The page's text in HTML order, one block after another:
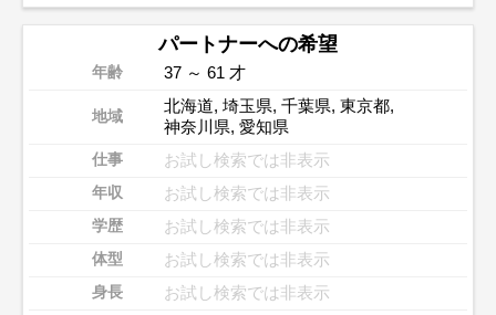
パートナーへの希望
年齢 37 ～ 61 才
地域
北海道, 埼玉県, 千葉県, 東京都,
神奈川県, 愛知県
仕事 お試し検索では非表示
年収 お試し検索では非表示
学歴 お試し検索では非表示
体型 お試し検索では非表示
身長 お試し検索では非表示